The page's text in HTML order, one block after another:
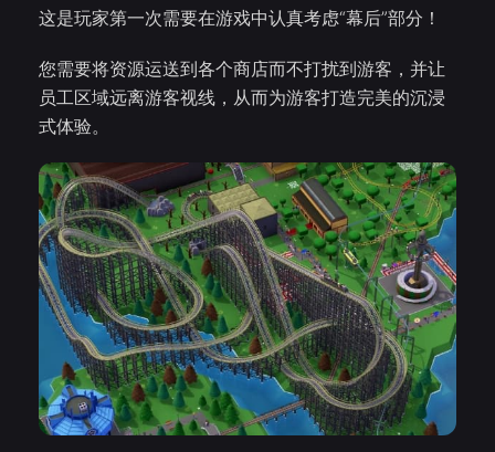
这是玩家第一次需要在游戏中认真考虑“幕后”部分！
您需要将资源运送到各个商店而不打扰到游客，并让
员工区域远离游客视线，从而为游客打造完美的沉浸
式体验。